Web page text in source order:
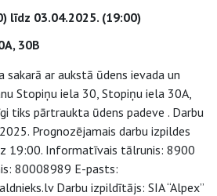
līdz 03.04.2025. (19:00)
30B
sakarā ar aukstā ūdens ievada un
Stopiņu iela 30, Stopiņu iela 30A,
tiks pārtraukta ūdens padeve . Darbu
Prognozējamais darbu izpildes
19:00. Informatīvais tālrunis: 8900
80008989 E-pasts:
Darbu izpildītājs: SIA “Alpex”